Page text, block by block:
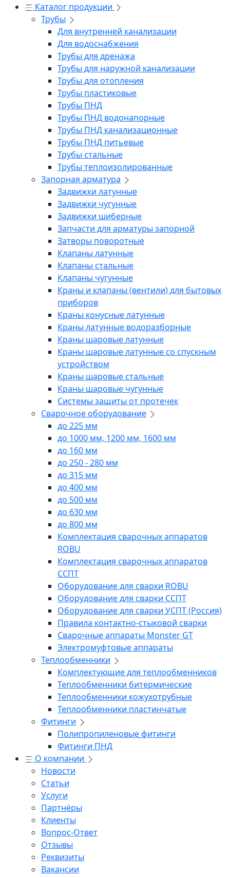
Каталог продукции
Трубы
Для внутренней канализации
Для водоснабжения
Трубы для дренажа
Трубы для наружной канализации
Трубы для отопления
Трубы пластиковые
Трубы ПНД
Трубы ПНД водонапорные
Трубы ПНД канализационные
Трубы ПНД питьевые
Трубы стальные
Трубы теплоизолированные
Запорная арматура
Задвижки латунные
Задвижки чугунные
Задвижки шиберные
Запчасти для арматуры запорной
Затворы поворотные
Клапаны латунные
Клапаны стальные
Клапаны чугунные
Краны и клапаны (вентили) для бытовых
приборов
Краны конусные латунные
Краны латунные водоразборные
Краны шаровые латунные
Краны шаровые латунные со спускным
устройством
Краны шаровые стальные
Краны шаровые чугунные
Системы защиты от протечек
Сварочное оборудование
до 225 мм
до 1000 мм, 1200 мм, 1600 мм
до 160 мм
до 250 - 280 мм
до 315 мм
до 400 мм
до 500 мм
до 630 мм
до 800 мм
Комплектация сварочных аппаратов
ROBU
Комплектация сварочных аппаратов
ССПТ
Оборудование для сварки ROBU
Оборудование для сварки ССПТ
Оборудование для сварки УСПТ (Россия)
Правила контактно-стыковой сварки
Сварочные аппараты Monster GT
Электромуфтовые аппараты
Теплообменники
Комплектующие для теплообменников
Теплообменники битермические
Теплообменники кожухотрубные
Теплообменники пластинчатые
Фитинги
Полипропиленовые фитинги
Фитинги ПНД
О компании
Новости
Статьи
Услуги
Партнёры
Клиенты
Вопрос-Ответ
Отзывы
Реквизиты
Вакансии